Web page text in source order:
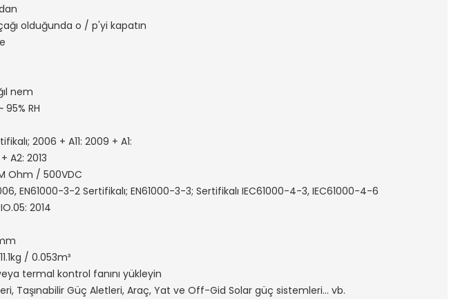
olduğunda o / p'yi kapatın
nem
RH
2006 + A11: 2009 + A1:
A2: 2013
Ohm / 500VDC
EN61000-3-2 Sertifikalı; EN61000-3-3; Sertifikalı IEC61000-4-3, IEC61000-4-6
2014
/ 0.053m³
termal kontrol fanını yükleyin
Taşınabilir Güç Aletleri, Araç, Yat ve Off-Gid Solar güç sistemleri... vb.